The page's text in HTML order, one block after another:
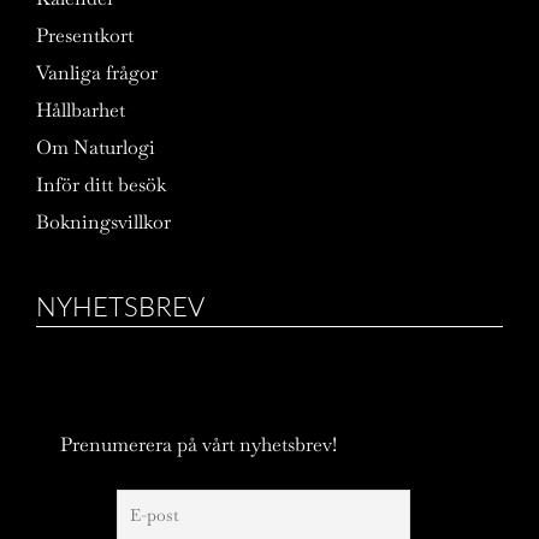
Presentkort
Vanliga frågor
Hållbarhet
Om Naturlogi
Inför ditt besök
Bokningsvillkor
NYHETSBREV
Prenumerera på vårt nyhetsbrev!